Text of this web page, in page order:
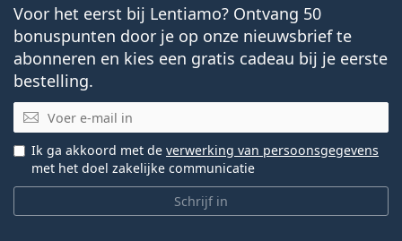
Voor het eerst bij Lentiamo? Ontvang 50
bonuspunten door je op onze nieuwsbrief te
abonneren en kies een gratis cadeau bij je eerste
bestelling.
E-mail
Schrijf in
Ik ga akkoord met de verwerking van persoonsgegevens
met het doel zakelijke communicatie